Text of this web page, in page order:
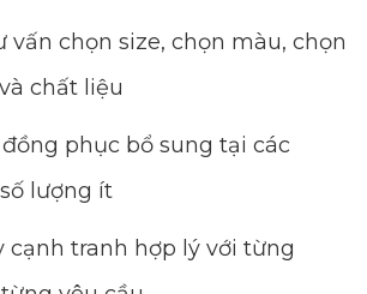
vấn chọn size, chọn màu, chọn
chất liệu
phục bổ sung tại các
lượng ít
cạnh tranh hợp lý với từng